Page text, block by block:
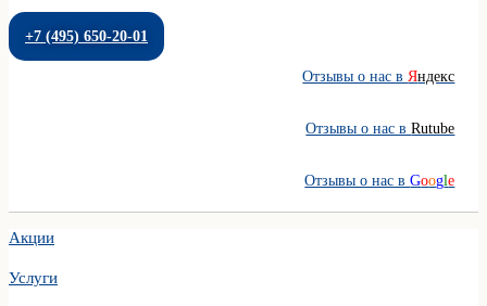
+7 (495) 650-20-01
Отзывы о нас вЯндекс
Отзывы о нас вRutube
Отзывы о нас вGoogle
Акции
Услуги